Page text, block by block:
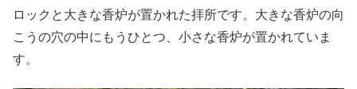
ロックと大きな香炉が置かれた拝所です。大きな香炉の向
こうの穴の中にもうひとつ、小さな香炉が置かれていま
す。